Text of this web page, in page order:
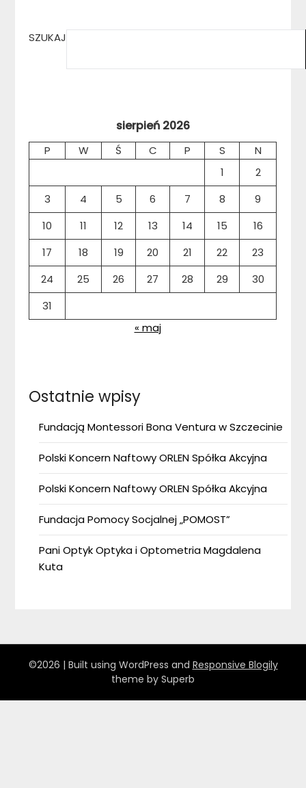
SZUKAJ
sierpień 2026
P W Ś C P S
N
1
2
3
4 5 6 7 8
9
10
11 12 13 14 15
16
17
18 19 20 21 22
23
24
25 26 27 28 29
30
31
« maj
Ostatnie wpisy
Fundacją Montessori Bona Ventura w Szczecinie
Polski Koncern Naftowy ORLEN Spółka Akcyjna
Polski Koncern Naftowy ORLEN Spółka Akcyjna
Fundacja Pomocy Socjalnej „POMOST”
Pani Optyk Optyka i Optometria Magdalena
Kuta
©2026 | Built using WordPress and Responsive Blogily
theme by Superb